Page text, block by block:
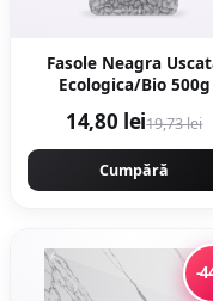
Fasole Neagra
Ecologica/Bio 500g
14,80 lei19,73 lei
Cumpără
-